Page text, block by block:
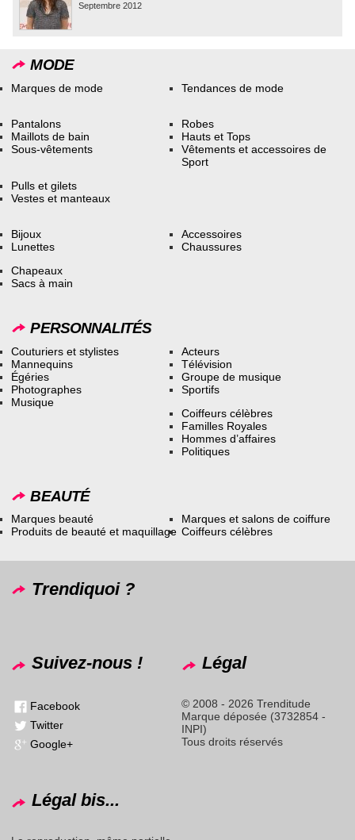
Septembre 2012
MODE
Marques de mode Tendances de mode
Pantalons
Maillots de bain
Sous-vêtements
Robes
Hauts et Tops
Vêtements et accessoires de
Sport
Pulls et gilets
Vestes et manteaux
Bijoux
Lunettes
Accessoires
Chaussures
Chapeaux
Sacs à main
PERSONNALITÉS
Couturiers et stylistes
Mannequins
Égéries
Photographes
Musique
Acteurs
Télévision
Groupe de musique
Sportifs
Coiffeurs célèbres
Familles Royales
Hommes d’affaires
Politiques
BEAUTÉ
Marques beauté
Produits de beauté et maquillage
Marques et salons de coiffure
Coiffeurs célèbres
Trendiquoi ?
Suivez-nous !
Facebook
Twitter
Google+
Légal
© 2008 - 2026 Trenditude
Marque déposée (3732854 -
INPI)
Tous droits réservés
Légal bis...